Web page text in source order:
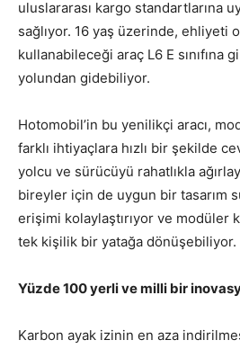
uluslararası kargo standartlarına
sağlıyor. 16 yaş üzerinde, ehliyeti
kullanabileceği araç L6 E sınıfına
yolundan gidebiliyor.
Hotomobil’in bu yenilikçi aracı,
farklı ihtiyaçlara hızlı bir şekilde
yolcu ve sürücüyü rahatlıkla
bireyler için de uygun bir tasarım
erişimi kolaylaştırıyor ve modüler
tek kişilik bir yatağa dönüşebiliyor.
Yüzde 100 yerli ve milli bir
Karbon ayak izinin en aza